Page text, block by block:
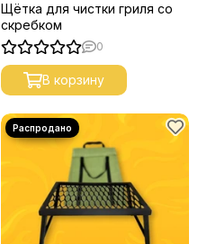
Щётка для чистки гриля со
скребком
0
В корзину